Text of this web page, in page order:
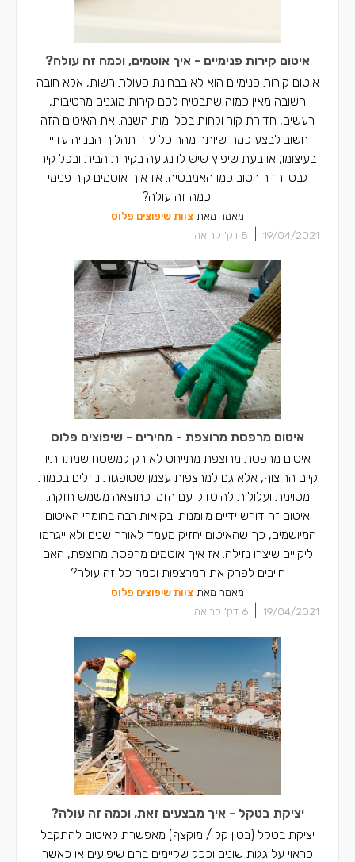
איטום קירות פנימיים - איך אוטמים, וכמה זה עולה?
איטום קירות פנימיים הוא לא בבחינת פעולת רשות, אלא חובה
חשובה מאין כמוה שתבטיח לכם קירות מוגנים מרטיבות,
רעשים, חדירת קור ולחות בכל ימות השנה. את האיטום הזה
חשוב לבצע כמה שיותר מהר כל עוד תהליך הבנייה עדיין
בעיצומו, או בעת שיפוץ שיש לו נגיעה בקירות הבית ובכל קיר
גבס וחדר רטוב כמו האמבטיה. אז איך אוטמים קיר פנימי
וכמה זה עולה?
מאמר מאת צוות שיפוצים פלוס
19/04/2021
5 דק' קריאה
איטום מרפסת מרוצפת - מחירים - שיפוצים פלוס
איטום מרפסת מרוצפת מתייחס לא רק למשטח שמתחתיו
קיים הריצוף, אלא גם למרצפות עצמן שסופגות נוזלים בכמות
מסוימת ועלולות להיסדק עם הזמן כתוצאה משמש חזקה.
איטום זה דורש ידיים מיומנות ובקיאות רבה בחומרי האיטום
המיושמים, כך שהאיטום יחזיק מעמד לאורך שנים ולא ייגרמו
ליקויים שיצרו נזילה. אז איך אוטמים מרפסת מרוצפת, האם
חייבים לפרק את המרצפות וכמה כל זה עולה?
מאמר מאת צוות שיפוצים פלוס
19/04/2021
6 דק' קריאה
יציקת בטקל - איך מבצעים זאת, וכמה זה עולה?
יציקת בטקל (בטון קל / מוקצף) מאפשרת לאיטום להתקבל
כראוי על גגות שונים וככל שקיימים בהם שיפועים או כאשר